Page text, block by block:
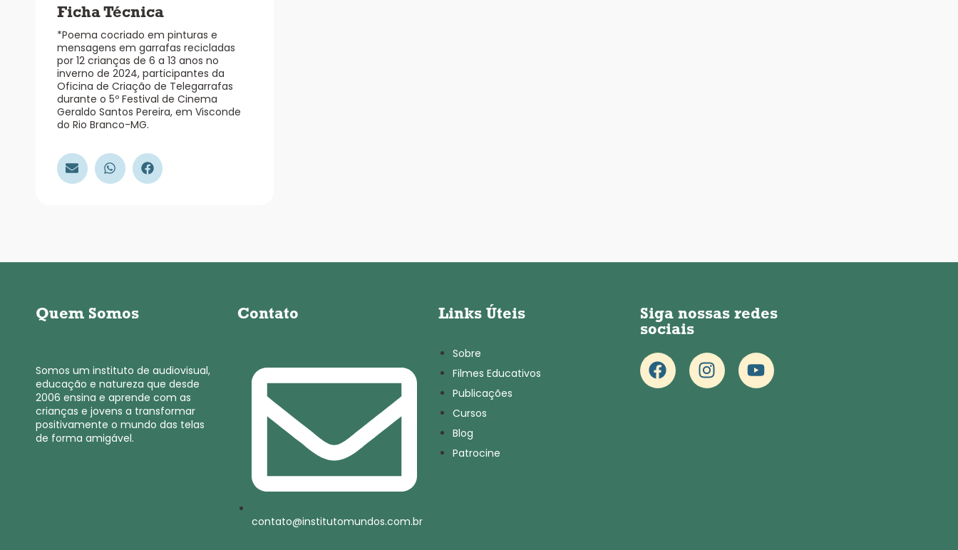
Ficha Técnica
*Poema cocriado em pinturas e
mensagens em garrafas recicladas
por 12 crianças de 6 a 13 anos no
inverno de 2024, participantes da
Oficina de Criação de Telegarrafas
durante o 5º Festival de Cinema
Geraldo Santos Pereira, em Visconde
do Rio Branco-MG.
Quem Somos
Somos um instituto de audiovisual,
educação e natureza que desde
2006 ensina e aprende com as
crianças e jovens a transformar
positivamente o mundo das telas
de forma amigável.
Contato
contato@institutomundos.com.br
Links Úteis
Sobre
Filmes Educativos
Publicações
Cursos
Blog
Patrocine
Siga nossas redes
sociais